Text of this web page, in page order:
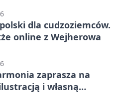
dla cudzoziemców.
online z Wejherowa
zaprasza na
i własną